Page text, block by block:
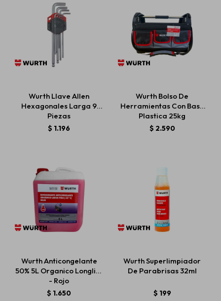
Wurth Llave Allen
Hexagonales Larga 9
Piezas
$ 1.196
Wurth Bolso De
Herramientas Con Base
Plastica 25kg
$ 2.590
Wurth Anticongelante
50% 5L Organico Longlife
- Rojo
$ 1.650
Wurth Superlimpiador
De Parabrisas 32ml
$ 199